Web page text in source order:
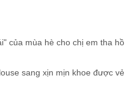
của mùa hè cho chị em tha hồ
sang xịn mịn khoe được vẻ